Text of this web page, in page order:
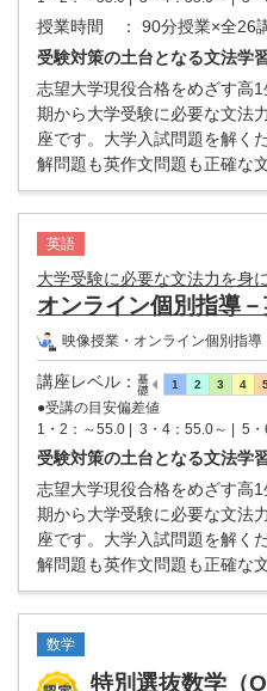
授業時間
： 90分授業×全26
受験対策の土台となる文法学
志望大学現役合格をめざす高
期から大学受験に必要な文法
座です。大学入試問題を解く
解問題も英作文問題も正確な
英語
大学受験に必要な文法力を身
オンライン個別指導－
映像授業・オンライン個別指導
講座レベル ：
●受講の目安偏差値
1・2：～55.0 |
3・4：55.0～ | 5・
受験対策の土台となる文法学
志望大学現役合格をめざす高
期から大学受験に必要な文法
座です。大学入試問題を解く
解問題も英作文問題も正確な
数学
特別選抜数学（